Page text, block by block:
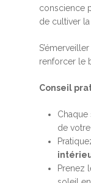
conscience
de cultiver la
renforcer le
Conseil
Chaque
de
Prenez